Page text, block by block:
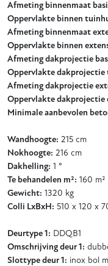
Afmeting binnenmaat
Oppervlakte binnen
Afmeting binnenmaat
Oppervlakte binnen
Afmeting dakprojectie
Oppervlakte dakprojectie
Afmeting dakprojectie
Oppervlakte dakprojectie
Minimale aanbevolen
Wandhoogte: 215 cm
Nokhoogte: 216 cm
Dakhelling: 1 °
Te behandelen m²: 160 m²
Gewicht: 1320 kg
Colli LxBxH: 510 x 120 x
Deurtype 1: DDQB1
Omschrijving deur 1:
Slottype deur 1: inox bol